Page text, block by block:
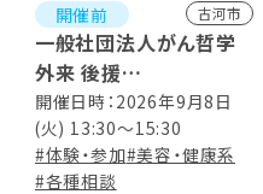
開催前 古河市
一般社団法人がん哲学
外来 後援
古河きぼうのカフェ
開催日時：2026年9月8日
(火) 13:30～15:30
#体験・参加#美容・健康系
#各種相談